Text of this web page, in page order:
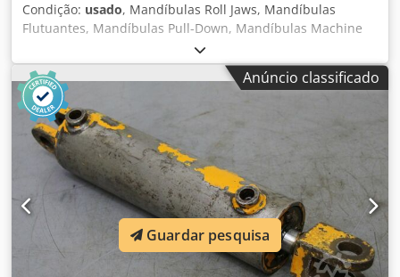
Condição: usado, Mandíbulas Roll Jaws, Mandíbulas
Flutuantes, Mandíbulas Pull-Down, Mandíbulas Machine
Vise -Mordente de aço moído: 200 mm Chedsfgwv Sepfx An
Ioa -Espaçamento entre furos: 140 mm/Ø 10 mm -
Dimensões: 202/18/H75 mm -Peso: 2,1 kgAnúncio classificado
Guardar pesquisa